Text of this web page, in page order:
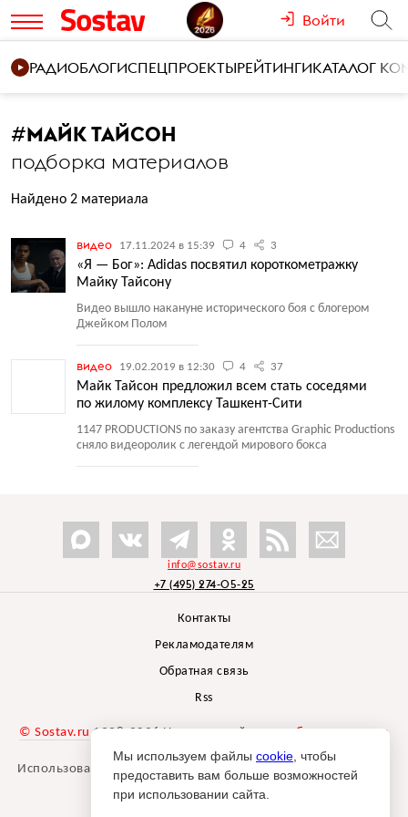
Войти
РАДИОБЛОГИСПЕЦПРОЕКТЫРЕЙТИНГИКАТАЛОГ
#МАЙК ТАЙСОН
подборка материалов
Найдено 2 материала
видео 17.11.2024 в 15:39 4 3
«Я — Бог»: Adidas посвятил короткометражку
Майку Тайсону
Видео вышло накануне исторического боя с блогером
Джейком Полом
видео 19.02.2019 в 12:30 4 37
Майк Тайсон предложил всем стать соседями
по жилому комплексу Ташкент-Сити
1147 PRODUCTIONS по заказу агентства Graphic Productions
сняло видеоролик с легендой мирового бокса
info@sostav.ru
+7 (495) 274-05-25
Контакты
Рекламодателям
Обратная связь
Rss
© Sostav.ru 1998-2026 Независимый проектбрендингового
агентства Depot
Использование материалов Sostav.ru допустимо только при
указании источника.
Мы используем файлы cookie , чтобы
предоставить вам больше возможностей
при использовании сайта.